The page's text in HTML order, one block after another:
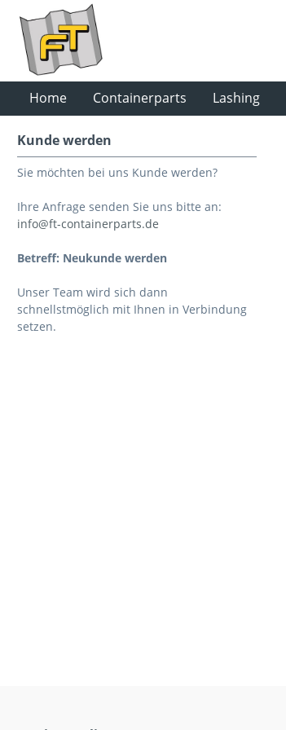
Home Containerparts Lashing
Kunde werden
Sie möchten bei uns Kunde werden?
Ihre Anfrage senden Sie uns bitte an:
info@ft-containerparts.de
Betreff: Neukunde werden
Unser Team wird sich dann
schnellstmöglich mit Ihnen in Verbindung
setzen.